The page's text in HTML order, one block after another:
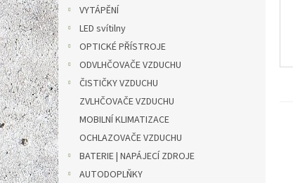
VYTÁPĚNÍ
LED svítilny
OPTICKÉ PŘÍSTROJE
ODVLHČOVAČE VZDUCHU
ČISTIČKY VZDUCHU
ZVLHČOVAČE VZDUCHU
MOBILNÍ KLIMATIZACE
OCHLAZOVAČE VZDUCHU
BATERIE | NAPÁJECÍ ZDROJE
AUTODOPLŇKY